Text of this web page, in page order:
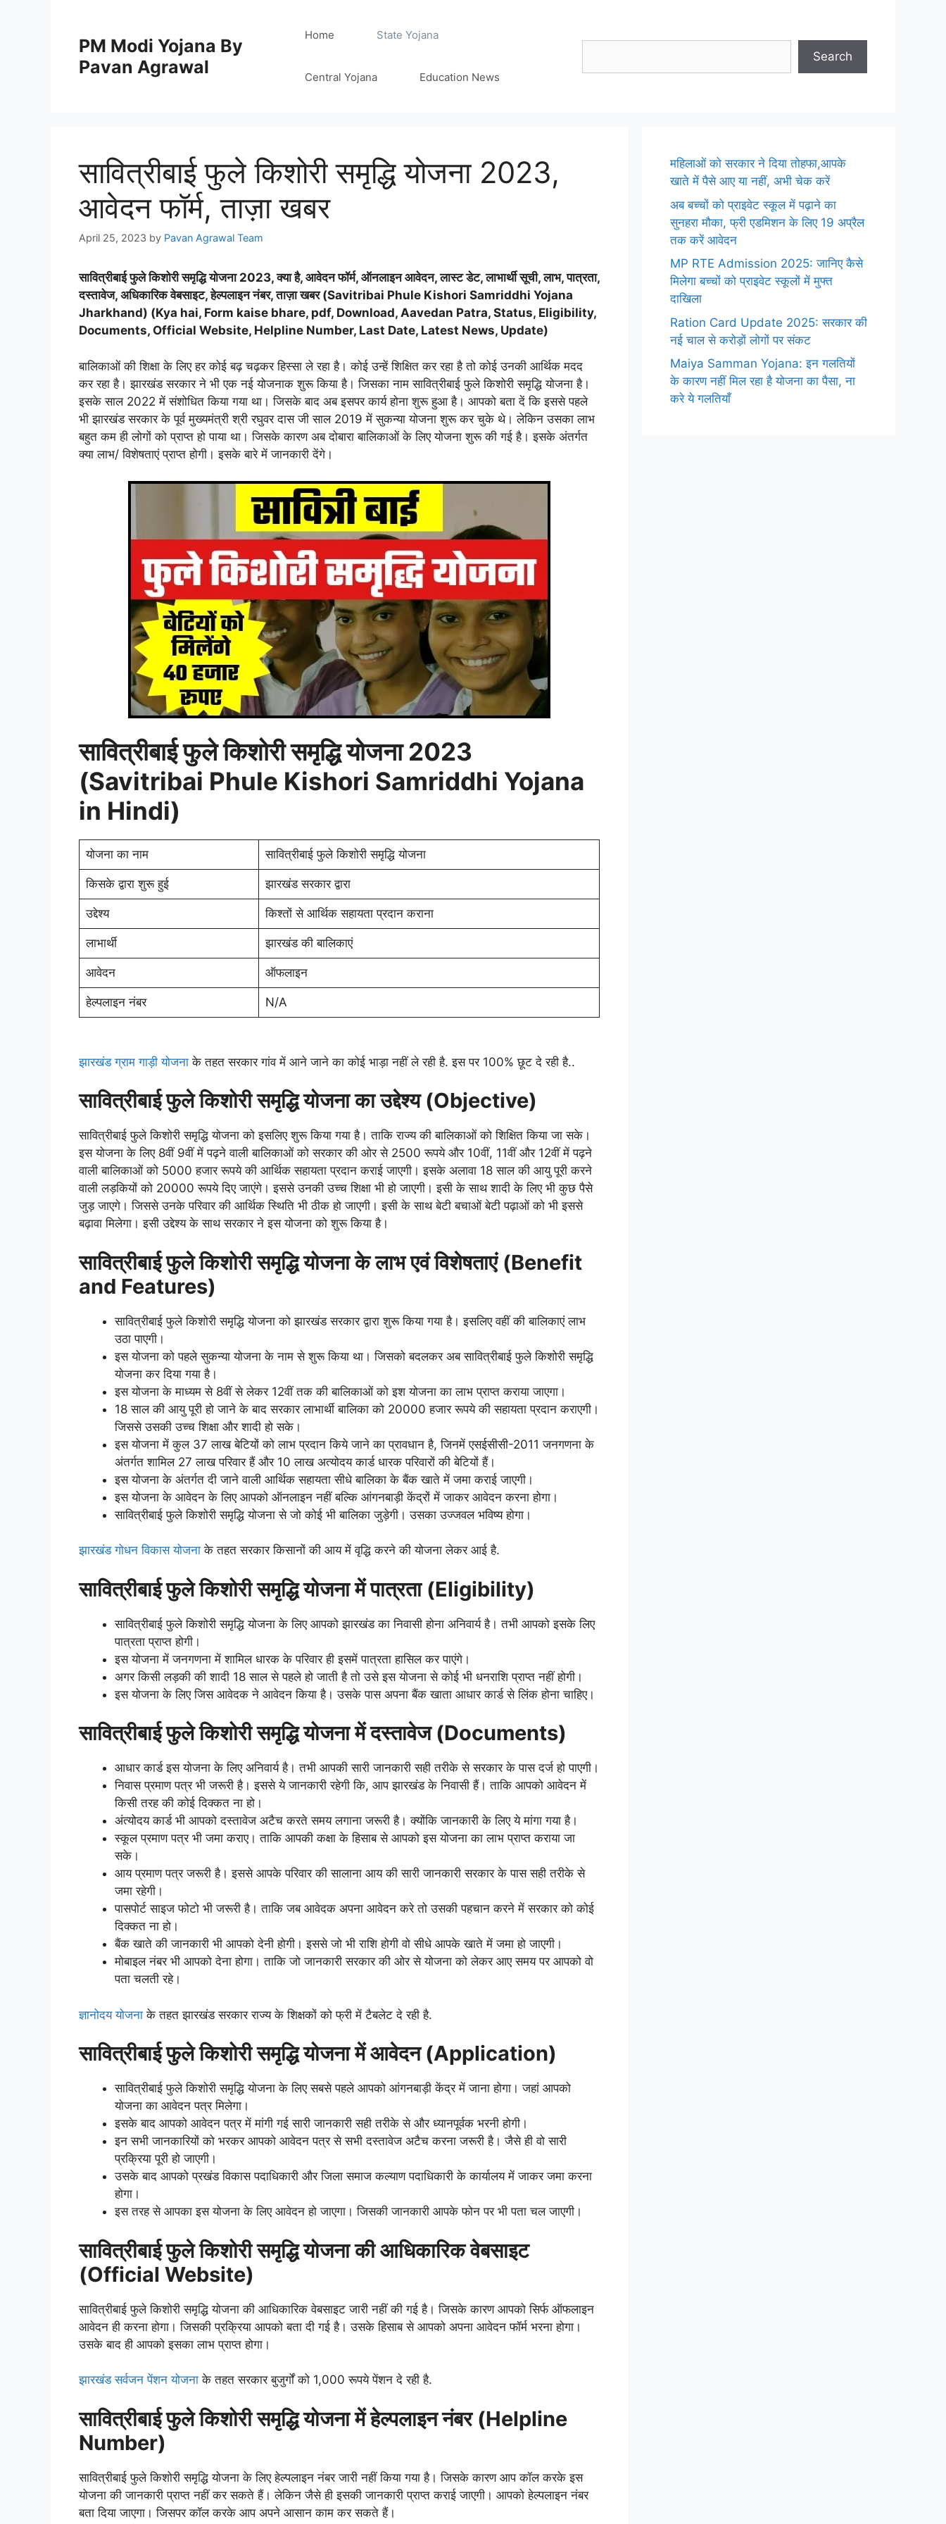
PM Modi Yojana By
Pavan Agrawal
Home State Yojana
Central Yojana Education News
Search
सावित्रीबाई फुले किशोरी समृद्धि योजना 2023,
आवेदन फॉर्म, ताज़ा खबर
April 25, 2023 by Pavan Agrawal Team
सावित्रीबाई फुले किशोरी समृद्धि योजना 2023, क्या है, आवेदन फॉर्म, ऑनलाइन आवेदन, लास्ट डेट, लाभार्थी सूची, लाभ, पात्रता,
दस्तावेज, अधिकारिक वेबसाइट, हेल्पलाइन नंबर, ताज़ा खबर (Savitribai Phule Kishori Samriddhi Yojana
Jharkhand) (Kya hai, Form kaise bhare, pdf, Download, Aavedan Patra, Status, Eligibility,
Documents, Official Website, Helpline Number, Last Date, Latest News, Update)
बालिकाओं की शिक्षा के लिए हर कोई बढ़ चढ़कर हिस्सा ले रहा है। कोई उन्हें शिक्षित कर रहा है तो कोई उनकी आर्थिक मदद
कर रहा है। झारखंड सरकार ने भी एक नई योजनाक शुरू किया है। जिसका नाम सावित्रीबाई फुले किशोरी समृद्धि योजना है।
इसके साल 2022 में संशोधित किया गया था। जिसके बाद अब इसपर कार्य होना शुरू हुआ है। आपको बता दें कि इससे पहले
भी झारखंड सरकार के पूर्व मुख्यमंत्री श्री रघुवर दास जी साल 2019 में सुकन्या योजना शुरू कर चुके थे। लेकिन उसका लाभ
बहुत कम ही लोगों को प्राप्त हो पाया था। जिसके कारण अब दोबारा बालिकाओं के लिए योजना शुरू की गई है। इसके अंतर्गत
क्या लाभ/ विशेषताएं प्राप्त होगी। इसके बारे में जानकारी देंगे।
सावित्रीबाई फुले किशोरी समृद्धि योजना 2023
(Savitribai Phule Kishori Samriddhi Yojana
in Hindi)
योजना का नाम सावित्रीबाई फुले किशोरी समृद्धि योजना
किसके द्वारा शुरू हुई झारखंड सरकार द्वारा
उद्देश्य किश्तों से आर्थिक सहायता प्रदान कराना
लाभार्थी झारखंड की बालिकाएं
आवेदन ऑफलाइन
हेल्पलाइन नंबर N/A
झारखंड ग्राम गाड़ी योजना के तहत सरकार गांव में आने जाने का कोई भाड़ा नहीं ले रही है. इस पर 100% छूट दे रही है..
सावित्रीबाई फुले किशोरी समृद्धि योजना का उद्देश्य (Objective)
सावित्रीबाई फुले किशोरी समृद्धि योजना को इसलिए शुरू किया गया है। ताकि राज्य की बालिकाओं को शिक्षित किया जा सके।
इस योजना के लिए 8वीं 9वीं में पढ़ने वाली बालिकाओं को सरकार की ओर से 2500 रूपये और 10वीं, 11वीं और 12वीं में पढ़ने
वाली बालिकाओं को 5000 हजार रूपये की आर्थिक सहायता प्रदान कराई जाएगी। इसके अलावा 18 साल की आयु पूरी करने
वाली लड़कियों को 20000 रूपये दिए जाएंगे। इससे उनकी उच्च शिक्षा भी हो जाएगी। इसी के साथ शादी के लिए भी कुछ पैसे
जुड़ जाएगे। जिससे उनके परिवार की आर्थिक स्थिति भी ठीक हो जाएगी। इसी के साथ बेटी बचाओं बेटी पढ़ाओं को भी इससे
बढ़ावा मिलेगा। इसी उद्देश्य के साथ सरकार ने इस योजना को शुरू किया है।
सावित्रीबाई फुले किशोरी समृद्धि योजना के लाभ एवं विशेषताएं (Benefit
and Features)
सावित्रीबाई फुले किशोरी समृद्धि योजना को झारखंड सरकार द्वारा शुरू किया गया है। इसलिए वहीं की बालिकाएं लाभ
उठा पाएगी।
इस योजना को पहले सुकन्या योजना के नाम से शुरू किया था। जिसको बदलकर अब सावित्रीबाई फुले किशोरी समृद्धि
योजना कर दिया गया है।
इस योजना के माध्यम से 8वीं से लेकर 12वीं तक की बालिकाओं को इश योजना का लाभ प्राप्त कराया जाएगा।
18 साल की आयु पूरी हो जाने के बाद सरकार लाभार्थी बालिका को 20000 हजार रूपये की सहायता प्रदान कराएगी।
जिससे उसकी उच्च शिक्षा और शादी हो सके।
इस योजना में कुल 37 लाख बेटियों को लाभ प्रदान किये जाने का प्रावधान है, जिनमें एसईसीसी-2011 जनगणना के
अंतर्गत शामिल 27 लाख परिवार हैं और 10 लाख अत्योदय कार्ड धारक परिवारों की बेटियों हैं।
इस योजना के अंतर्गत दी जाने वाली आर्थिक सहायता सीधे बालिका के बैंक खाते में जमा कराई जाएगी।
इस योजना के आवेदन के लिए आपको ऑनलाइन नहीं बल्कि आंगनबाड़ी केंद्रों में जाकर आवेदन करना होगा।
सावित्रीबाई फुले किशोरी समृद्धि योजना से जो कोई भी बालिका जुड़ेगी। उसका उज्जवल भविष्य होगा।
झारखंड गोधन विकास योजना के तहत सरकार किसानों की आय में वृद्धि करने की योजना लेकर आई है.
सावित्रीबाई फुले किशोरी समृद्धि योजना में पात्रता (Eligibility)
सावित्रीबाई फुले किशोरी समृद्धि योजना के लिए आपको झारखंड का निवासी होना अनिवार्य है। तभी आपको इसके लिए
पात्रता प्राप्त होगी।
इस योजना में जनगणना में शामिल धारक के परिवार ही इसमें पात्रता हासिल कर पाएंगे।
अगर किसी लड़की की शादी 18 साल से पहले हो जाती है तो उसे इस योजना से कोई भी धनराशि प्राप्त नहीं होगी।
इस योजना के लिए जिस आवेदक ने आवेदन किया है। उसके पास अपना बैंक खाता आधार कार्ड से लिंक होना चाहिए।
सावित्रीबाई फुले किशोरी समृद्धि योजना में दस्तावेज (Documents)
आधार कार्ड इस योजना के लिए अनिवार्य है। तभी आपकी सारी जानकारी सही तरीके से सरकार के पास दर्ज हो पाएगी।
निवास प्रमाण पत्र भी जरूरी है। इससे ये जानकारी रहेगी कि, आप झारखंड के निवासी हैं। ताकि आपको आवेदन में
किसी तरह की कोई दिक्कत ना हो।
अंत्योदय कार्ड भी आपको दस्तावेज अटैच करते समय लगाना जरूरी है। क्योंकि जानकारी के लिए ये मांगा गया है।
स्कूल प्रमाण पत्र भी जमा कराए। ताकि आपकी कक्षा के हिसाब से आपको इस योजना का लाभ प्राप्त कराया जा
सके।
आय प्रमाण पत्र जरूरी है। इससे आपके परिवार की सालाना आय की सारी जानकारी सरकार के पास सही तरीके से
जमा रहेगी।
पासपोर्ट साइज फोटो भी जरूरी है। ताकि जब आवेदक अपना आवेदन करे तो उसकी पहचान करने में सरकार को कोई
दिक्कत ना हो।
बैंक खाते की जानकारी भी आपको देनी होगी। इससे जो भी राशि होगी वो सीधे आपके खाते में जमा हो जाएगी।
मोबाइल नंबर भी आपको देना होगा। ताकि जो जानकारी सरकार की ओर से योजना को लेकर आए समय पर आपको वो
पता चलती रहे।
ज्ञानोदय योजना के तहत झारखंड सरकार राज्य के शिक्षकों को फ्री में टैबलेट दे रही है.
सावित्रीबाई फुले किशोरी समृद्धि योजना में आवेदन (Application)
सावित्रीबाई फुले किशोरी समृद्धि योजना के लिए सबसे पहले आपको आंगनबाड़ी केंद्र में जाना होगा। जहां आपको
योजना का आवेदन पत्र मिलेगा।
इसके बाद आपको आवेदन पत्र में मांगी गई सारी जानकारी सही तरीके से और ध्यानपूर्वक भरनी होगी।
इन सभी जानकारियों को भरकर आपको आवेदन पत्र से सभी दस्तावेज अटैच करना जरूरी है। जैसे ही वो सारी
प्रक्रिया पूरी हो जाएगी।
उसके बाद आपको प्रखंड विकास पदाधिकारी और जिला समाज कल्याण पदाधिकारी के कार्यालय में जाकर जमा करना
होगा।
इस तरह से आपका इस योजना के लिए आवेदन हो जाएगा। जिसकी जानकारी आपके फोन पर भी पता चल जाएगी।
सावित्रीबाई फुले किशोरी समृद्धि योजना की आधिकारिक वेबसाइट
(Official Website)
सावित्रीबाई फुले किशोरी समृद्धि योजना की आधिकारिक वेबसाइट जारी नहीं की गई है। जिसके कारण आपको सिर्फ ऑफलाइन
आवेदन ही करना होगा। जिसकी प्रक्रिया आपको बता दी गई है। उसके हिसाब से आपको अपना आवेदन फॉर्म भरना होगा।
उसके बाद ही आपको इसका लाभ प्राप्त होगा।
झारखंड सर्वजन पेंशन योजना के तहत सरकार बुजुर्गों को 1,000 रूपये पेंशन दे रही है.
सावित्रीबाई फुले किशोरी समृद्धि योजना में हेल्पलाइन नंबर (Helpline
Number)
सावित्रीबाई फुले किशोरी समृद्धि योजना के लिए हेल्पलाइन नंबर जारी नहीं किया गया है। जिसके कारण आप कॉल करके इस
योजना की जानकारी प्राप्त नहीं कर सकते हैं। लेकिन जैसे ही इसकी जानकारी प्राप्त कराई जाएगी। आपको हेल्पलाइन नंबर
बता दिया जाएगा। जिसपर कॉल करके आप अपने आसान काम कर सकते हैं।
महिलाओं को सरकार ने दिया तोहफा,आपके
खाते में पैसे आए या नहीं, अभी चेक करें
अब बच्चों को प्राइवेट स्कूल में पढ़ाने का
सुनहरा मौका, फ्री एडमिशन के लिए 19 अप्रैल
तक करें आवेदन
MP RTE Admission 2025: जानिए कैसे
मिलेगा बच्चों को प्राइवेट स्कूलों में मुफ्त
दाखिला
Ration Card Update 2025: सरकार की
नई चाल से करोड़ों लोगों पर संकट
Maiya Samman Yojana: इन गलतियों
के कारण नहीं मिल रहा है योजना का पैसा, ना
करे ये गलतियाँ